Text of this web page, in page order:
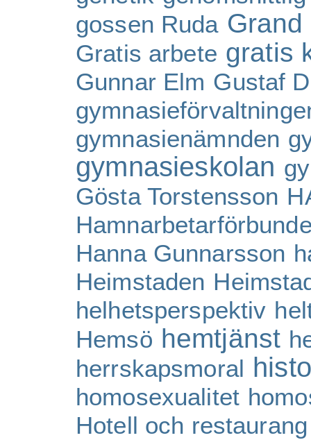
gossen Ruda
Gratis arbete gratis
Gunnar Elm Gustaf
gymnasienämnden
gymnasieskolan
Gösta Torstensson
Hanna Gunnarsson
Heimstaden
helhetsperspektiv
Hemsö hemtjänst
herrskapsmoral
homosexualitet
Hotell och restaurang